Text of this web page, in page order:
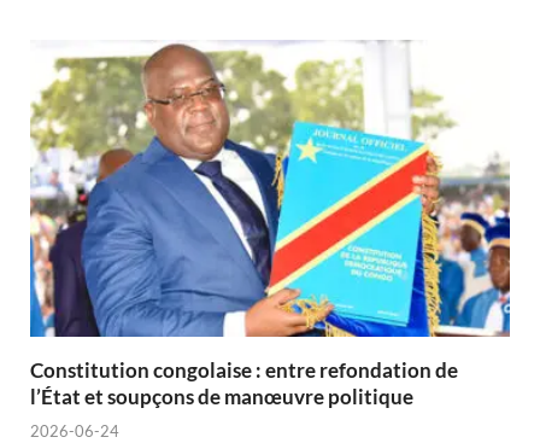
Constitution congolaise : entre refondation de
l’État et soupçons de manœuvre politique
2026-06-24